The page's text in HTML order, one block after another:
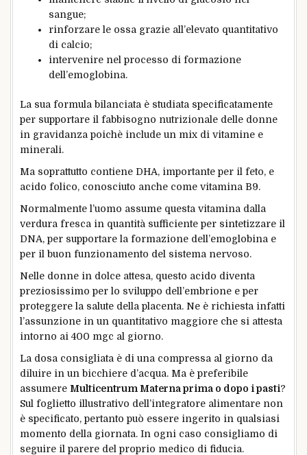
sangue;
rinforzare le ossa grazie all’elevato quantitativo
di calcio;
intervenire nel processo di formazione
dell’emoglobina.
La sua formula bilanciata è studiata specificatamente
per supportare il fabbisogno nutrizionale delle donne
in gravidanza poichè include un mix di vitamine e
minerali.
Ma soprattutto contiene DHA, importante per il feto, e
acido folico, conosciuto anche come vitamina B9.
Normalmente l’uomo assume questa vitamina dalla
verdura fresca in quantità sufficiente per sintetizzare il
DNA, per supportare la formazione dell’emoglobina e
per il buon funzionamento del sistema nervoso.
Nelle donne in dolce attesa, questo acido diventa
preziosissimo per lo sviluppo dell’embrione e per
proteggere la salute della placenta. Ne è richiesta infatti
l’assunzione in un quantitativo maggiore che si attesta
intorno ai 400 mgc al giorno.
La dosa consigliata è di una compressa al giorno da
diluire in un bicchiere d’acqua. Ma è preferibile
assumere Multicentrum Materna prima o dopo i pasti?
Sul foglietto illustrativo dell’integratore alimentare non
è specificato, pertanto può essere ingerito in qualsiasi
momento della giornata. In ogni caso consigliamo di
seguire il parere del proprio medico di fiducia.